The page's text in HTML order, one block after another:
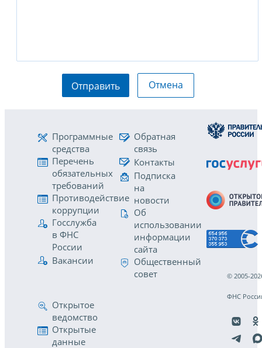
Отправить Отмена
Программные
средства
Перечень
обязательных
требований
Противодействие
коррупции
Госслужба
в ФНС
России
Вакансии
Обратная
связь
Контакты
Подписка
на
новости
Об
использовании
информации
сайта
Общественный
совет
Открытое
ведомство
Открытые
данные
© 2005-
ФНС